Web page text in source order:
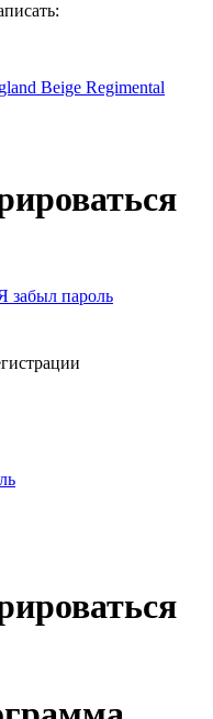
Beige Regimental
забыл пароль